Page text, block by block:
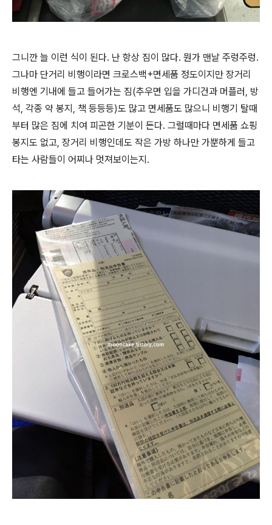
그니깐 늘 이런 식이 된다. 난 항상 짐이 많다. 뭔가 맨날 주렁주렁.
그나마 단거리 비행이라면 크로스백+면세품 정도이지만 장거리
비행엔 기내에 들고 들어가는 짐(추우면 입을 가디건과 머플러, 방
석, 각종 약 봉지, 책 등등등)도 많고 면세품도 많으니 비행기 탈때
부터 많은 짐에 치여 피곤한 기분이 든다. 그럴때마다 면세품 쇼핑
봉지도 없고, 장거리 비행인데도 작은 가방 하나만 가뿐하게 들고
타는 사람들이 어찌나 멋져보이는지.